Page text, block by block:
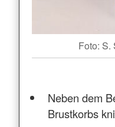
Foto: S.
Neben dem
Brustkorbs